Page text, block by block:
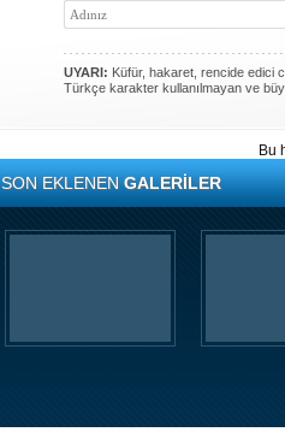
UYARI: Küfür, hakaret, rencide edici
Türkçe karakter kullanılmayan ve
Bu
SON EKLENENGALERİLER